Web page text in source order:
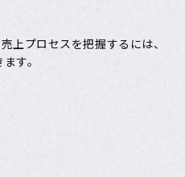
上プロセスを把握するには、
す。